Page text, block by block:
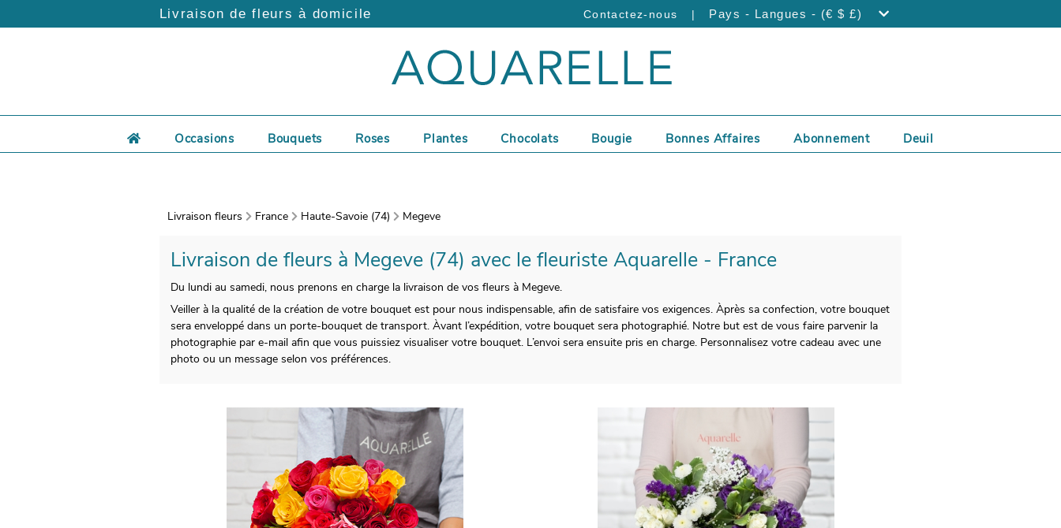
Livraison de fleurs à domicile Contactez-nous | Pays - Langues - (€ $ £)
Occasions Bouquets Roses Plantes Chocolats Bougie Bonnes Affaires Abonnement Deuil
Livraison fleurs France Haute-Savoie (74) Megeve
Livraison de fleurs à Megeve (74) avec le fleuriste Aquarelle - France
Du lundi au samedi, nous prenons en charge la livraison de vos fleurs à Megeve.
Veiller à la qualité de la création de votre bouquet est pour nous indispensable, afin de satisfaire vos exigences. Àprès sa confection, votre bouquet
sera enveloppé dans un porte-bouquet de transport. Àvant l’expédition, votre bouquet sera photographié. Notre but est de vous faire parvenir la
photographie par e-mail afin que vous puissiez visualiser votre bouquet. L’envoi sera ensuite pris en charge. Personnalisez votre cadeau avec une
photo ou un message selon vos préférences.